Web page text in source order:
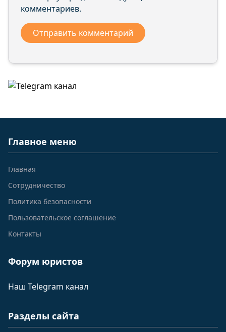
комментариев.
Главное меню
Главная
Сотрудничество
Политика безопасности
Пользовательское соглашение
Контакты
Форум юристов
Наш Telegram канал
Разделы сайта